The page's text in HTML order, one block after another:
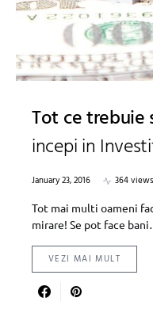
Tot ce trebuie
incepi in
January 23, 2016 364 views
Tot mai multi oameni
mirare! Se pot face
VEZI MAI MULT